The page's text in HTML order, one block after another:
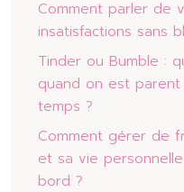
Comment parler de
insatisfactions sans
Tinder ou Bumble :
quand on est
temps ?
Comment gérer de
et sa vie
bord ?